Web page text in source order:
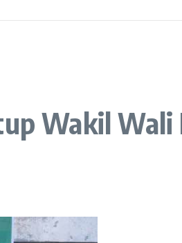
Wakil Wali